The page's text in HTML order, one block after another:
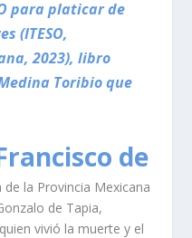
para platicar de
(ITESO,
2023), libro
Toribio que
de
de la Provincia Mexicana
de Tapia,
vivió la muerte y el